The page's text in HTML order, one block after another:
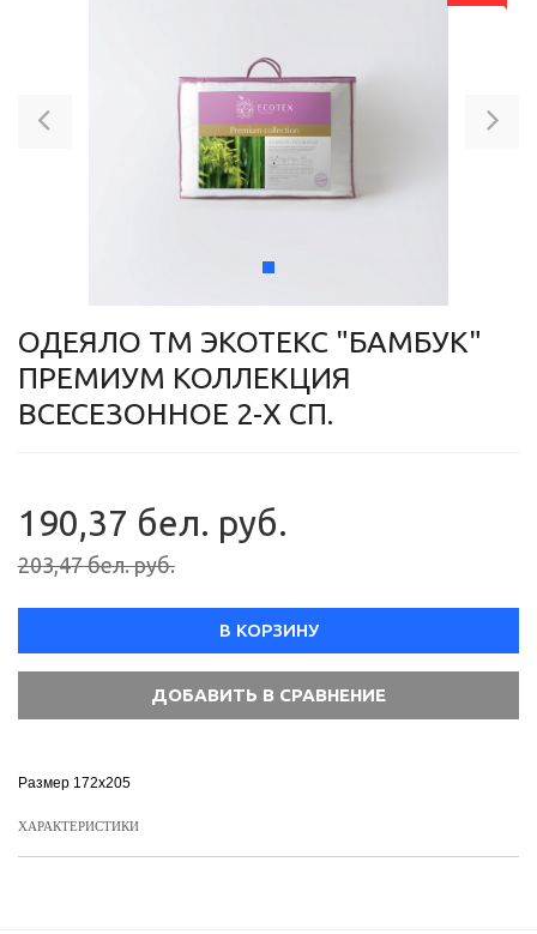
ОДЕЯЛО ТМ ЭКОТЕКС "БАМБУК"
ПРЕМИУМ КОЛЛЕКЦИЯ
ВСЕСЕЗОННОЕ 2-Х СП.
190,37 бел. руб.
203,47 бел. руб.
В КОРЗИНУ
Размер 172х205
ХАРАКТЕРИСТИКИ